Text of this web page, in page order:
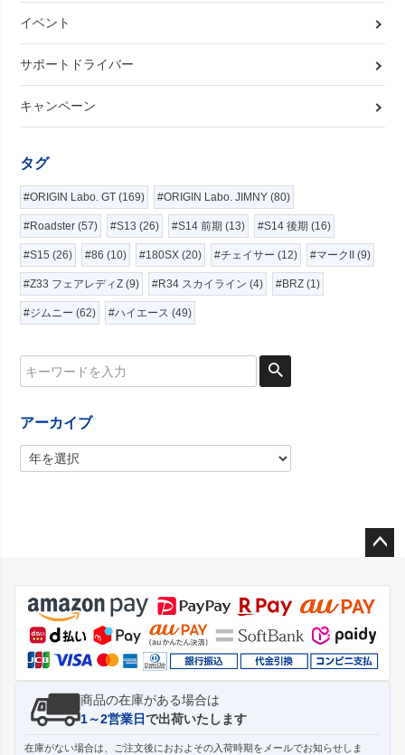
イベント
サポートドライバー
キャンペーン
タグ
#ORIGIN Labo. GT (169) #ORIGIN Labo. JIMNY (80)
#Roadster (57) #S13 (26) #S14 前期 (13) #S14 後期 (16)
#S15 (26) #86 (10) #180SX (20) #チェイサー (12) #マークII (9)
#Z33 フェアレディZ (9) #R34 スカイライン (4) #BRZ (1)
#ジムニー (62) #ハイエース (49)
アーカイブ
ジト
ップ
へ
商品の在庫がある場合は
1～2営業日で出荷いたします
在庫がない場合は、ご注文後におおよその入荷時期をメールでお知らせしま